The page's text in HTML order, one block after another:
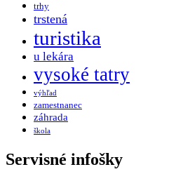
trhy
trstená
turistika
u lekára
vysoké tatry
výhľad
zamestnanec
záhrada
škola
Servisné infošky